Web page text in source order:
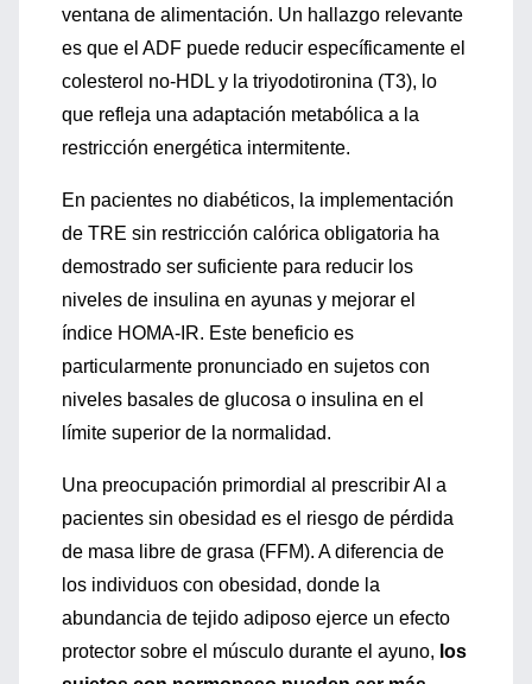
ventana de alimentación. Un hallazgo relevante
es que el ADF puede reducir específicamente el
colesterol no-HDL y la triyodotironina (T3), lo
que refleja una adaptación metabólica a la
restricción energética intermitente.
En pacientes no diabéticos, la implementación
de TRE sin restricción calórica obligatoria ha
demostrado ser suficiente para reducir los
niveles de insulina en ayunas y mejorar el
índice HOMA-IR. Este beneficio es
particularmente pronunciado en sujetos con
niveles basales de glucosa o insulina en el
límite superior de la normalidad.
Una preocupación primordial al prescribir AI a
pacientes sin obesidad es el riesgo de pérdida
de masa libre de grasa (FFM). A diferencia de
los individuos con obesidad, donde la
abundancia de tejido adiposo ejerce un efecto
protector sobre el músculo durante el ayuno, los